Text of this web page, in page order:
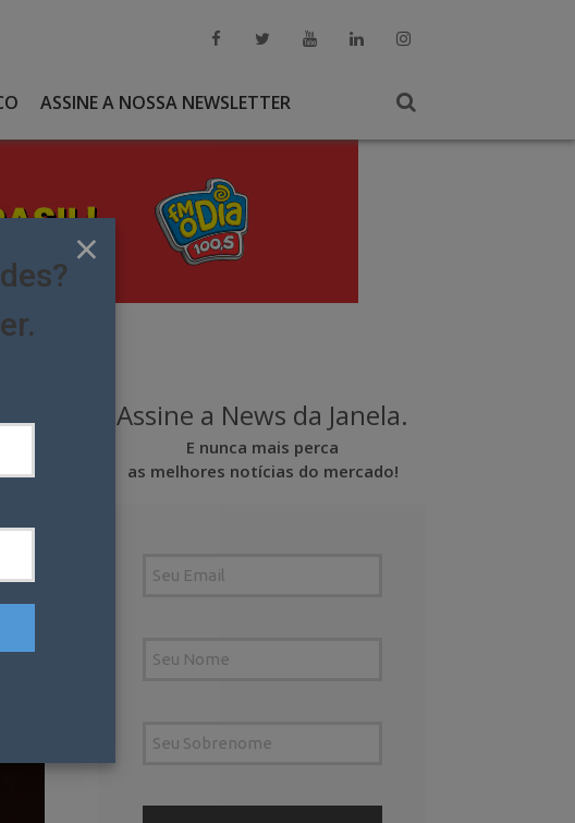
ASSINE A NOSSA NEWSLETTER
Assine a News da Janela.
E nunca mais perca
as melhores notícias do mercado!
×